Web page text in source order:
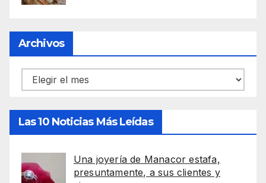
Archivos
Archivos
Las 10 Noticias Más Leídas
Una joyería de Manacor estafa,
presuntamente, a sus clientes y